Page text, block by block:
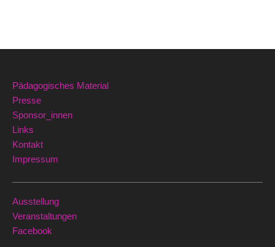
Pädagogisches Material
Presse
Sponsor_innen
Links
Kontakt
Impressum
Ausstellung
Veranstaltungen
Facebook